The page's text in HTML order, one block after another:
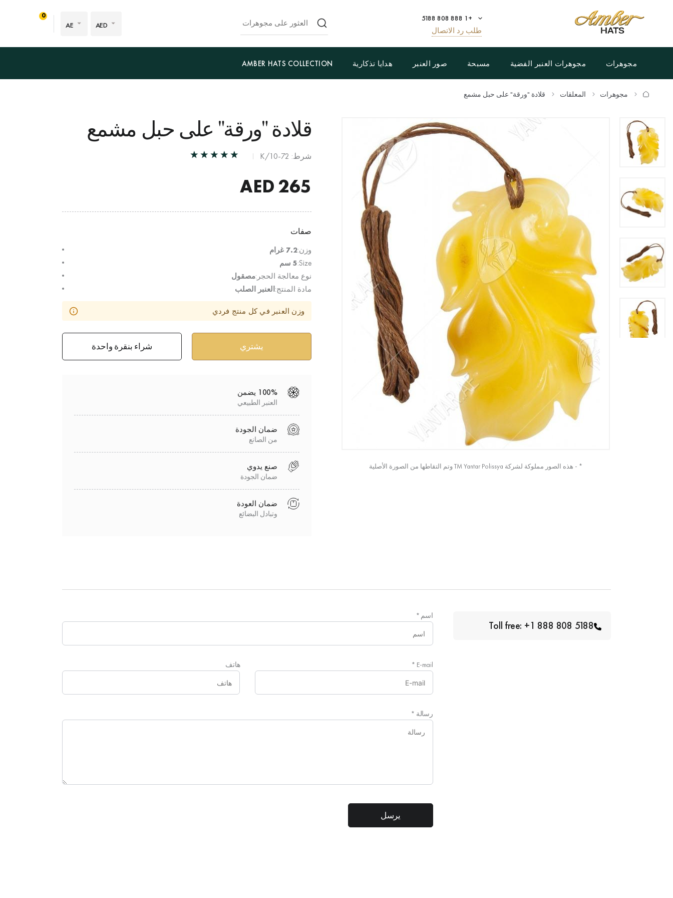
+1 888 808 5188
طلب رد الاتصال
AED
AE
0
مجوهرات مجوهرات العنبر الفضية مسبحة صور العنبر هدايا تذكارية AMBER HATS COLLECTION
مجوهرات المعلقات قلادة "ورقة" على حبل مشمع
* - هذه الصور مملوكة لشركة TM Yantar Polissya وتم التقاطها من الصورة الأصلية
قلادة "ورقة" على حبل مشمع
شرط: К/10-72
265
صفات
وزن:7.2 غرام
Size: 5 سم
نوع معالجة الحجر:مصقول
مادة المنتج:العنبر الصلب
وزن العنبر في كل منتج فردي
شراء بنقرة واحدة
100% يضمن
العنبر الطبيعي
ضمان الجودة
من الصانع
صنع يدوي
ضمان الجودة
ضمان العودة
وتبادل البضائع
اسم *
E-mail
* هاتف
رسالة *
Toll free: +1 888 808 5188